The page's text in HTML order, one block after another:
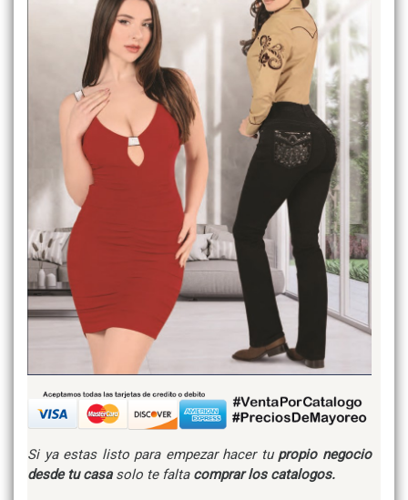
Si ya estas listo para empezar hacer tu propio negocio
desde tu casasolo te falta comprar los catalogos.